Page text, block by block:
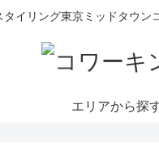
タイリング東京ミッドタウン
エリアから探